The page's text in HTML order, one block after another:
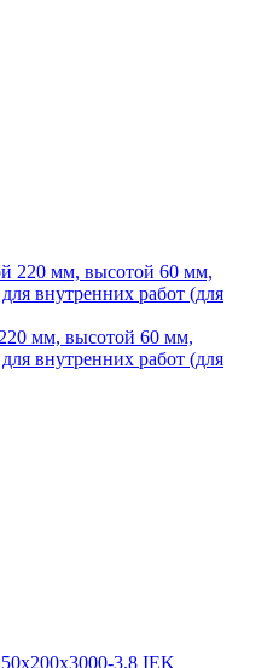
мм, высотой 60 мм,
внутренних работ (для